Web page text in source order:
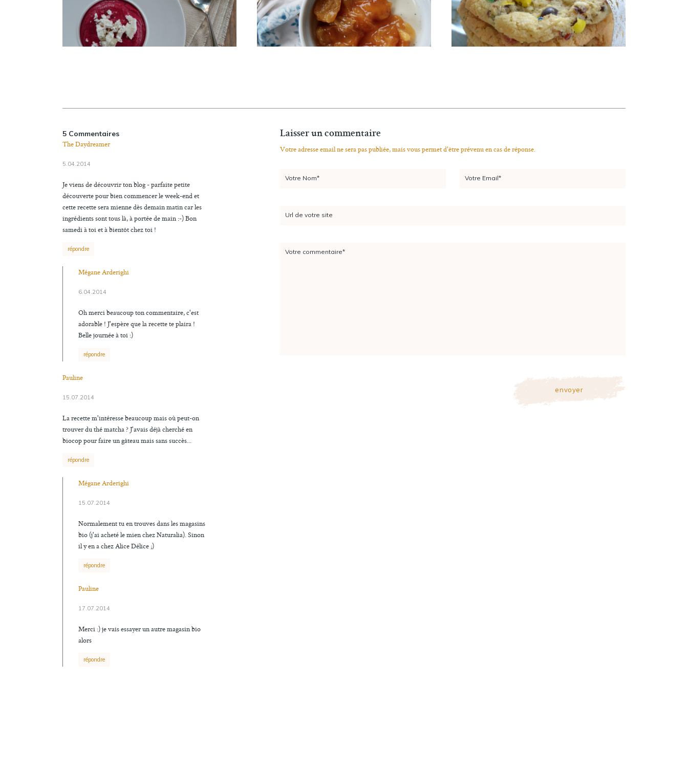
5 Commentaires
The Daydreamer
5.04.2014
Je viens de découvrir ton blog - parfaite petite
découverte pour bien commencer le week-end et
cette recette sera mienne dès demain matin car les
ingrédients sont tous là, à portée de main :-) Bon
samedi à toi et à bientôt chez toi !
répondre
Mégane Arderighi
6.04.2014
Oh merci beaucoup ton commentaire, c'est
adorable ! J'espère que la recette te plaira !
Belle journée à toi :)
répondre
Pauline
15.07.2014
La recette m'intéresse beaucoup mais où peut-on
trouver du thé matcha ? J'avais déjà cherché en
biocop pour faire un gâteau mais sans succès...
répondre
Mégane Arderighi
15.07.2014
Normalement tu en trouves dans les magasins
bio (j'ai acheté le mien chez Naturalia). Sinon
il y en a chez Alice Délice ;)
répondre
Pauline
17.07.2014
Merci :) je vais essayer un autre magasin bio
alors
répondre
Laisser un commentaire
Votre adresse email ne sera pas publiée, mais vous permet d'être prévenu en cas de réponse.
Votre Nom* Votre Email*
Url de votre site
Votre commentaire*
envoyer